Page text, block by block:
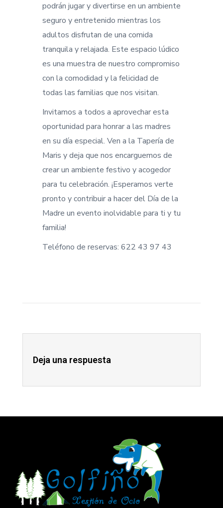
podrán jugar y divertirse en un ambiente
seguro y entretenido mientras los
adultos disfrutan de una comida
tranquila y relajada. Este espacio lúdico
es una muestra de nuestro compromiso
con la comodidad y la felicidad de
todas las familias que nos visitan.
Invitamos a todos a aprovechar esta
oportunidad para honrar a las madres
en su día especial. Ven a la Tapería de
Maris y deja que nos encarguemos de
crear un ambiente festivo y acogedor
para tu celebración. ¡Esperamos verte
pronto y contribuir a hacer del Día de la
Madre un evento inolvidable para ti y tu
familia!
Teléfono de reservas: 622 43 97 43
Deja una respuesta